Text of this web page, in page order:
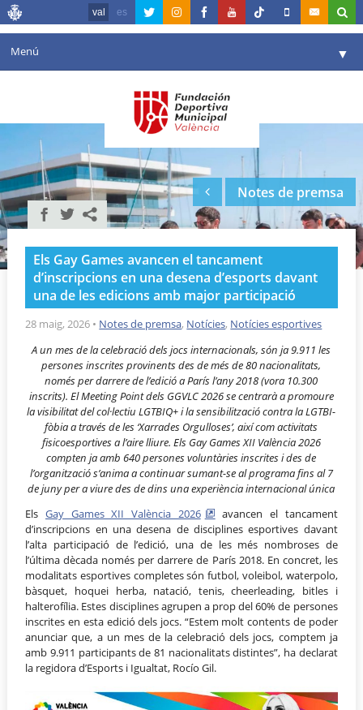
val es
Menú ▼
Agenda
Instal·lacions
Comunicació ▼
València en esport
Portal de Transparència
Reserves
Notes de premsa
Els Gay Games avancen el tancament
d’inscripcions en una desena d’esports davant
una de les edicions amb major participació
28 maig, 2026 • Notes de premsa, Notícies, Notícies esportives
A un mes de la celebració dels jocs internacionals, són ja 9.911 les
persones inscrites provinents des de més de 80 nacionalitats,
només per darrere de l’edició a París l’any 2018 (vora 10.300
inscrits). El Meeting Point dels GGVLC 2026 se centrarà a promoure
la visibilitat del col·lectiu LGTBIQ+ i la sensibilització contra la LGTBI-
fòbia a través de les ‘Xarrades Orgulloses’, així com activitats
fisicoesportives a l’aire lliure. Els Gay Games XII València 2026
compten ja amb 640 persones voluntàries inscrites i des de
l’organització s’anima a continuar sumant-se al programa fins al 7
de juny per a viure des de dins una experiència internacional única
ElsGay Games XII València 2026
avancen el tancament
d’inscripcions en una desena de disciplines esportives davant
l’alta participació de l’edició, una de les més nombroses de
l’última dècada només per darrere de París 2018. En concret, les
modalitats esportives completes són futbol, voleibol, waterpolo,
bàsquet, hoquei herba, natació, tenis, cheerleading, bitles i
halterofília. Estes disciplines agrupen a prop del 60% de persones
inscrites en esta edició dels jocs. “Estem molt contents de poder
anunciar que, a un mes de la celebració dels jocs, comptem ja
amb 9.911 participants de 81 nacionalitats distintes”, ha declarat
la regidora d’Esports i Igualtat, Rocío Gil.